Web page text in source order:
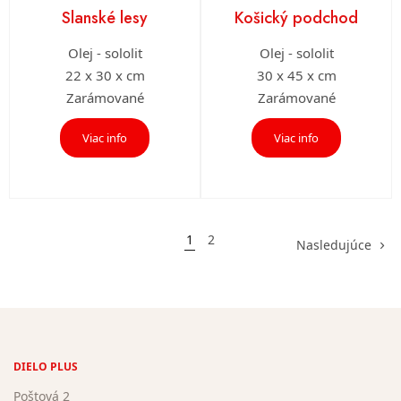
Slanské lesy
Olej - sololit
22 x 30 x cm
Zarámované
Viac info
Košický podchod
Olej - sololit
30 x 45 x cm
Zarámované
Viac info
1 2 Nasledujúce
DIELO PLUS
Poštová 2